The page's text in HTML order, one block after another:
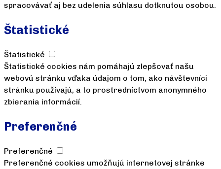
spracovávať aj bez udelenia súhlasu dotknutou osobou.
Štatistické
Štatistické
Štatistické cookies nám pomáhajú zlepšovať našu
webovú stránku vďaka údajom o tom, ako návštevníci
stránku používajú, a to prostredníctvom anonymného
zbierania informácií.
Preferenčné
Preferenčné
Preferenčné cookies umožňujú internetovej stránke